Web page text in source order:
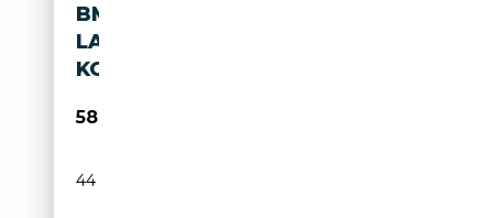
BMW X7 M50I INNOVATION
LASER 6-SITZE
KOMFORTSITZE
58 850€
44 509 km